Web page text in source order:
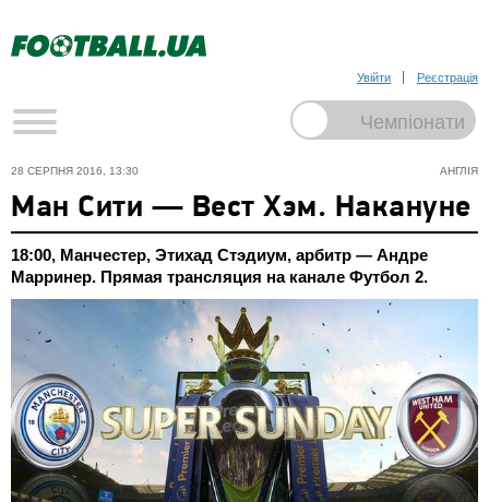
Увійти Реєстрація
АНГЛІЯ
28 СЕРПНЯ 2016, 13:30
Ман Сити — Вест Хэм. Накануне
18:00, Манчестер, Этихад Стэдиум, арбитр — Андре
Марринер. Прямая трансляция на канале Футбол 2.